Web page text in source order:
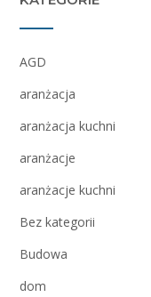
AGD
aranżacja
aranżacja kuchni
aranżacje
aranżacje kuchni
Bez kategorii
Budowa
dom